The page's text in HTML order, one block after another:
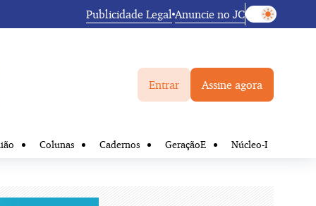
Publicidade Legal Anuncie no JC
Entrar Assine agora
Colunas Cadernos GeraçãoE Núcleo-I